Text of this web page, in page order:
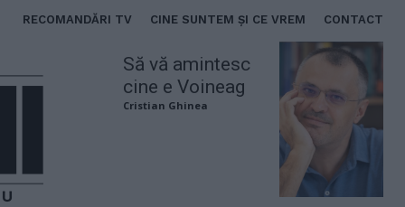
RECOMANDĂRI TV CINE SUNTEM ȘI CE VREM CONTACT
Să vă amintesc
cine e Voineag
Cristian Ghinea